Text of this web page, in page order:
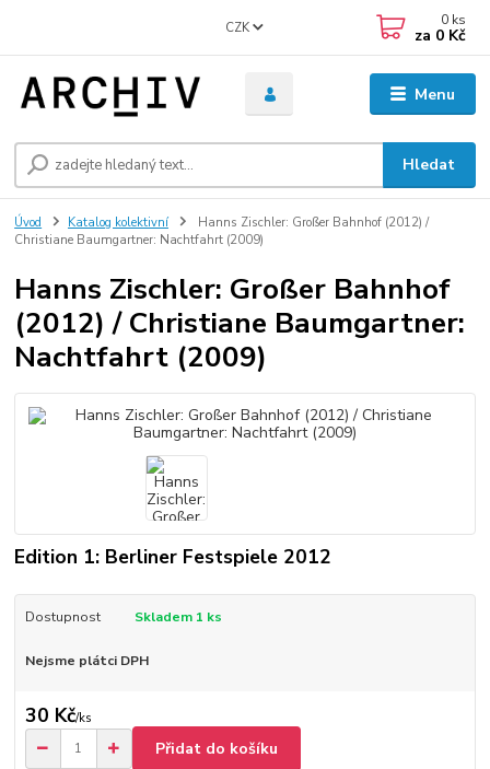
Menu
CZK
Hledat
0 ks
za 0 Kč
Úvod Katalog kolektivní
Hanns Zischler: Großer Bahnhof (2012) /
Christiane Baumgartner: Nachtfahrt (2009)
Hanns Zischler: Großer Bahnhof
(2012) / Christiane Baumgartner:
Nachtfahrt (2009)
Edition 1: Berliner Festspiele 2012
Dostupnost Skladem 1 ks
Nejsme plátci DPH
30 Kč/ks
Přidat do košíku